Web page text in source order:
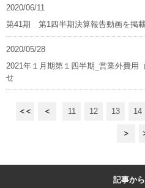
2020/06/11
第41期 第1四半期決算報告動画を掲載
2020/05/28
2021年１月期第１四半期_営業外費用
せ
11 12 13 14
記事か